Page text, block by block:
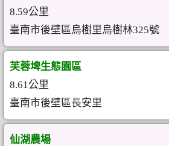
8.59公里
臺南市後壁區烏樹里烏樹林325號
芙蓉埤生態園區
8.61公里
臺南市後壁區長安里
仙湖農場